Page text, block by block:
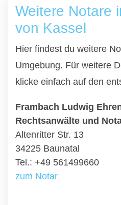
Weitere Notare
von Kassel
Hier findest du weitere
Umgebung. Für weitere
klicke einfach auf den
Frambach Ludwig
Rechtsanwälte und
Altenritter Str. 13
34225 Baunatal
Tel.: +49 561499660
zum Notar